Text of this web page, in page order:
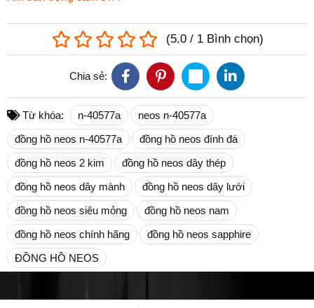
(5.0 / 1 Bình chọn)
Chia sẻ:
Từ khóa: n-40577a
neos n-40577a
đồng hồ neos n-40577a
đồng hồ neos đính đá
đồng hồ neos 2 kim
đồng hồ neos dây thép
đồng hồ neos dây mành
đồng hồ neos dây lưới
đồng hồ neos siêu mỏng
đồng hồ neos nam
đồng hồ neos chính hãng
đồng hồ neos sapphire
ĐỒNG HỒ NEOS